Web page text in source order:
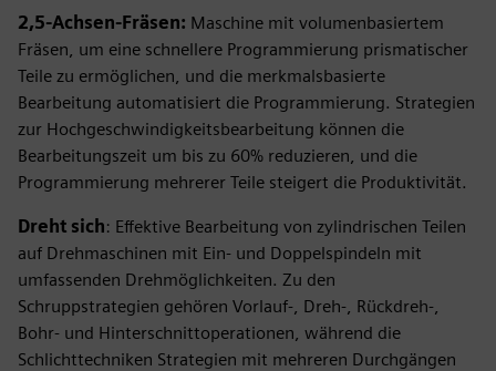
2,5-Achsen-Fräsen: Maschine mit volumenbasiertem
Fräsen, um eine schnellere Programmierung prismatischer
Teile zu ermöglichen, und die merkmalsbasierte
Bearbeitung automatisiert die Programmierung. Strategien
zur Hochgeschwindigkeitsbearbeitung können die
Bearbeitungszeit um bis zu 60% reduzieren, und die
Programmierung mehrerer Teile steigert die Produktivität.
Dreht sich: Effektive Bearbeitung von zylindrischen Teilen
auf Drehmaschinen mit Ein- und Doppelspindeln mit
umfassenden Drehmöglichkeiten. Zu den
Schruppstrategien gehören Vorlauf-, Dreh-, Rückdreh-,
Bohr- und Hinterschnittoperationen, während die
Schlichttechniken Strategien mit mehreren Durchgängen